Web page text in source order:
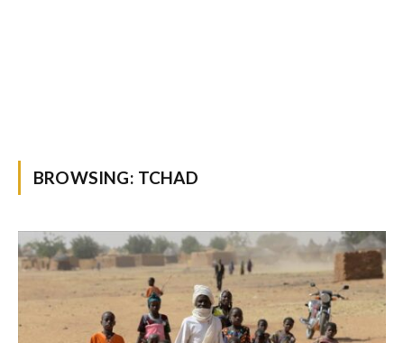
BROWSING: TCHAD